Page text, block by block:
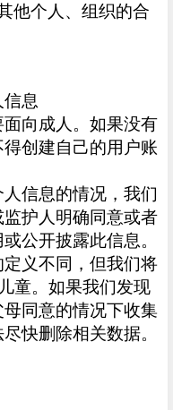
他个人、组织的合
息
向成人。如果没有
创建自己的用户账
信息的情况，我们
护人明确同意或者
公开披露此信息。
义不同，但我们将
童。如果我们发现
同意的情况下收集
快删除相关数据。